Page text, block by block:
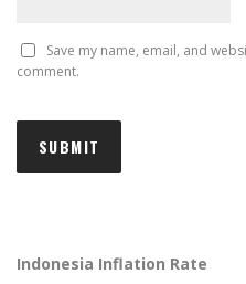
Save my name, email, and
comment.
Indonesia Inflation Rate